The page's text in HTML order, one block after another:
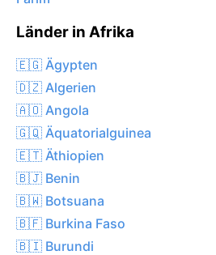
Länder in Afrika
🇪🇬 Ägypten
🇩🇿 Algerien
🇦🇴 Angola
🇬🇶 Äquatorialguinea
🇪🇹 Äthiopien
🇧🇯 Benin
🇧🇼 Botsuana
🇧🇫 Burkina Faso
🇧🇮 Burundi